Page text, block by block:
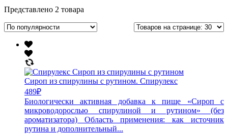
Представлено 2 товара
Сироп из спирулины с рутином. Спирулекс
489₽
Биологически активная добавка к пище «Сироп с
микроводорослью спирулиной и рутином» (без
ароматизатора) Область применения: как источник
рутина и дополнительный...